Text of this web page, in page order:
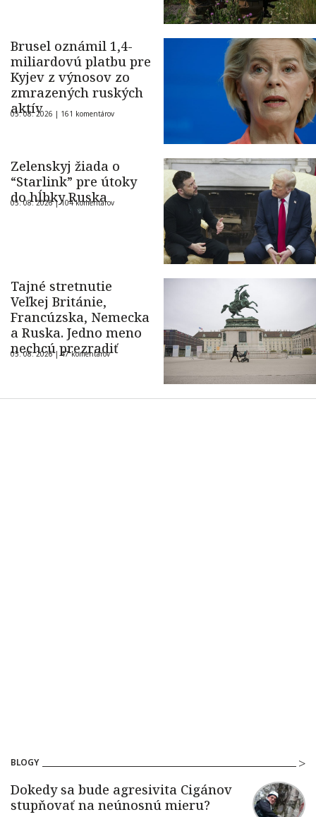
Brusel oznámil 1,4-
miliardovú platbu pre
Kyjev z výnosov zo
zmrazených ruských
aktív
05. 08. 2026 | 161 komentárov
Zelenskyj žiada o
“Starlink” pre útoky
do hĺbky Ruska
05. 08. 2026 |104 komentárov
Tajné stretnutie
Veľkej Británie,
Francúzska, Nemecka
a Ruska. Jedno meno
nechcú prezradiť
05. 08. 2026 |47 komentárov
BLOGY